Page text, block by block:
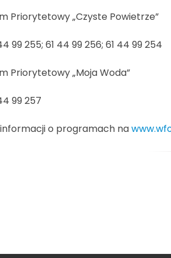
Priorytetowy „Czyste Powietrze”
99 255; 61 44 99 256; 61 44 99 254
Priorytetowy „Moja Woda”
99 257
o programach na